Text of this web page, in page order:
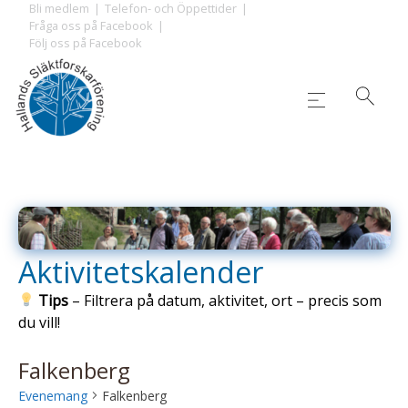
content
Bli medlem
Telefon- och Öppettider
Fråga oss på Facebook
Följ oss på Facebook
Aktivitetskalender
Tips– Filtrera på datum, aktivitet, ort – precis som
du vill!
Falkenberg
Evenemang Falkenberg